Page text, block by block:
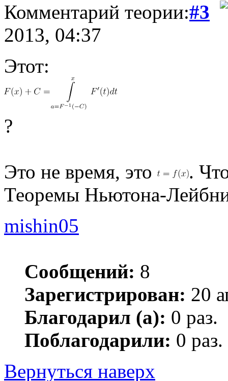
Комментарий теории:#3
2013, 04:37
Этот:
?
Это не время, это
.
Теоремы Ньютона-
mishin05
Сообщений: 8
Зарегистрирован: 20
Благодарил (а): 0 раз.
Поблагодарили: 0 раз.
Вернуться наверх